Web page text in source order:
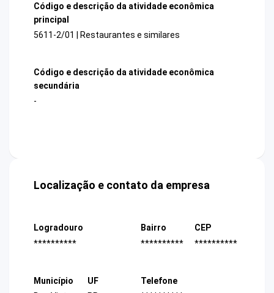
Código e descrição da atividade econômica
principal
5611-2/01 | Restaurantes e similares
Código e descrição da atividade econômica
secundária
-
Localização e contato da empresa
Logradouro
**********
Bairro
**********
CEP
**********
Município
UF
Telefone